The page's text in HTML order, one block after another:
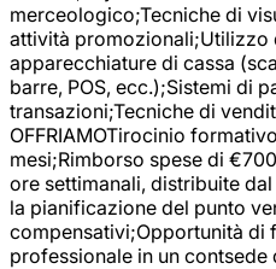
merceologico;Tecniche di
attività promozionali;Utilizzo
apparecchiature di cassa
barre, POS, ecc.);Sistemi di
transazioni;Tecniche di
OFFRIAMOTirocinio
mesi;Rimborso spese di
ore settimanali, distribuite
la pianificazione del punto
compensativi;Opportunità di
professionale in un contsede